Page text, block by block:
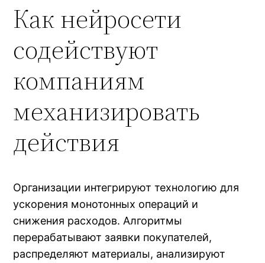
Как нейросети
содействуют
компаниям
механизировать
действия
Организации интегрируют технологию для
ускорения монотонных операций и
снижения расходов. Алгоритмы
перерабатывают заявки покупателей,
распределяют материалы, анализируют